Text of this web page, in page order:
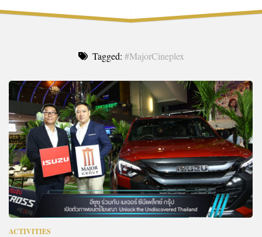
Tagged: #MajorCineplex
ACTIVITIES